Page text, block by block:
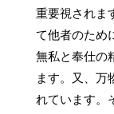
重要視されま
て他者のため
無私と奉仕の
ます。又、万
れています。